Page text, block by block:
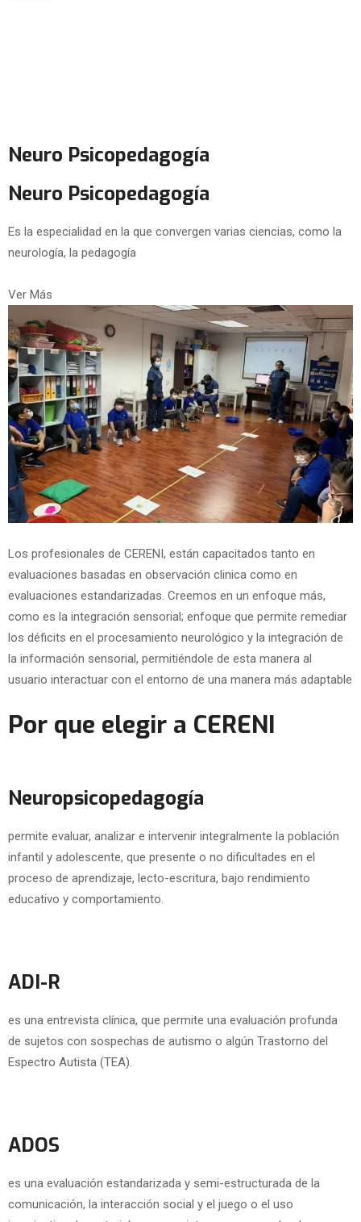
Neuro Psicopedagogía
Neuro Psicopedagogía
Es la especialidad en la que convergen varias ciencias, como la
neurología, la pedagogía
Ver Más
Los profesionales de CERENI, están capacitados tanto en
evaluaciones basadas en observación clinica como en
evaluaciones estandarizadas. Creemos en un enfoque más,
como es la integración sensorial; enfoque que permite remediar
los déficits en el procesamiento neurológico y la integración de
la información sensorial, permitiéndole de esta manera al
usuario interactuar con el entorno de una manera más adaptable
Por que elegir a CERENI
Neuropsicopedagogía
permite evaluar, analizar e intervenir integralmente la población
infantil y adolescente, que presente o no dificultades en el
proceso de aprendizaje, lecto-escritura, bajo rendimiento
educativo y comportamiento.
ADI-R
es una entrevista clínica, que permite una evaluación profunda
de sujetos con sospechas de autismo o algún Trastorno del
Espectro Autista (TEA).
ADOS
es una evaluación estandarizada y semi-estructurada de la
comunicación, la interacción social y el juego o el uso